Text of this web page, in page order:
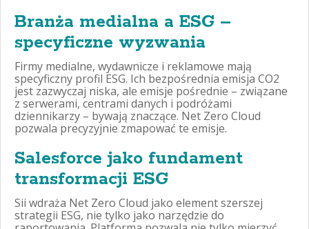
Branża medialna a ESG –
specyficzne wyzwania
Firmy medialne, wydawnicze i reklamowe mają
specyficzny profil ESG. Ich bezpośrednia emisja CO2
jest zazwyczaj niska, ale emisje pośrednie – związane
z serwerami, centrami danych i podróżami
dziennikarzy – bywają znaczące. Net Zero Cloud
pozwala precyzyjnie zmapować te emisje.
Salesforce jako fundament
transformacji ESG
Sii wdraża Net Zero Cloud jako element szerszej
strategii ESG, nie tylko jako narzędzie do